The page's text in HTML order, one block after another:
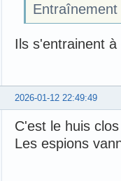
Ils s'entrainent
2026-01-12 22:49:49
C'est le huis
Les espions